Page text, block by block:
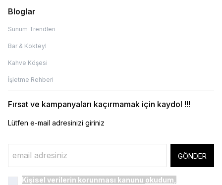
Bloglar
Sunum Trendleri
Bar & Kokteyl
Kahve Köşesi
İşletme Rehberi
Fırsat ve kampanyaları kaçırmamak için kaydol !!!
Lütfen e-mail adresinizi giriniz
GÖNDER
Kişisel verilerin korunması kanunu okudum,